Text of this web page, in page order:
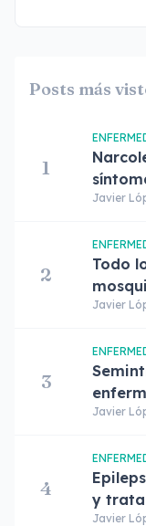
Posts más
1
Javier
2
Todo
Javier
3
Javier
4
y
Javier